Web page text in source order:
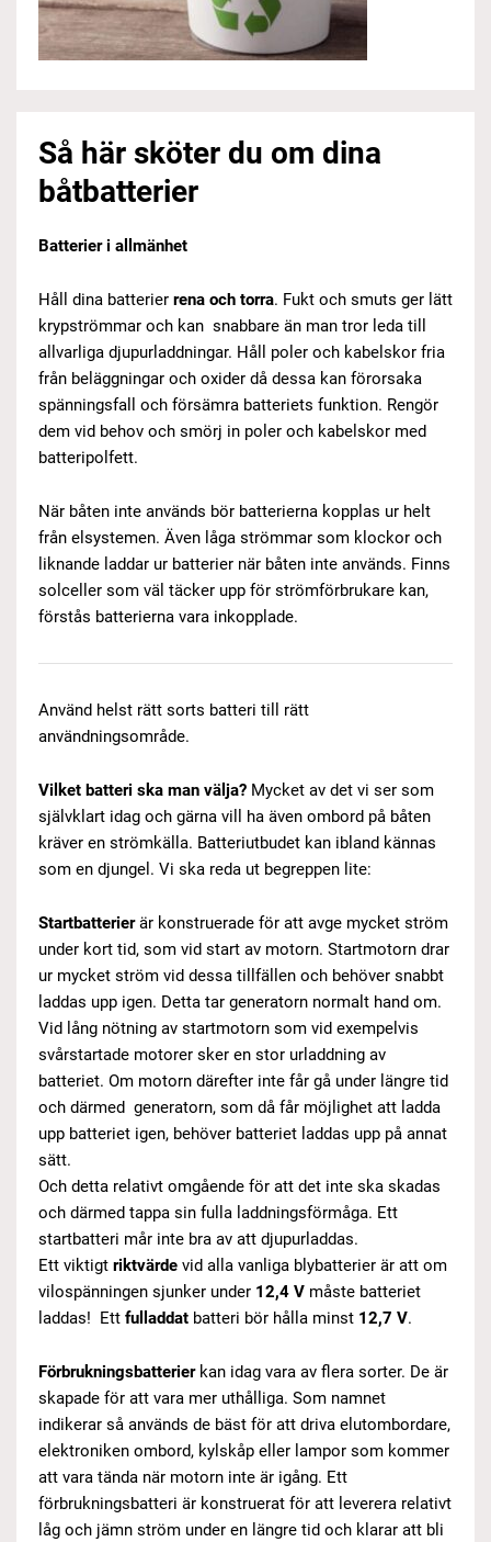
Så här sköter du om dina
båtbatterier
Batterier i allmänhet
Håll dina batterier rena och torra. Fukt och smuts ger lätt
krypströmmar och kan snabbare än man tror leda till
allvarliga djupurladdningar. Håll poler och kabelskor fria
från beläggningar och oxider då dessa kan förorsaka
spänningsfall och försämra batteriets funktion. Rengör
dem vid behov och smörj in poler och kabelskor med
batteripolfett.
När båten inte används bör batterierna kopplas ur helt
från elsystemen. Även låga strömmar som klockor och
liknande laddar ur batterier när båten inte används. Finns
solceller som väl täcker upp för strömförbrukare kan,
förstås batterierna vara inkopplade.
Använd helst rätt sorts batteri till rätt
användningsområde.
Vilket batteri ska man välja? Mycket av det vi ser som
självklart idag och gärna vill ha även ombord på båten
kräver en strömkälla. Batteriutbudet kan ibland kännas
som en djungel. Vi ska reda ut begreppen lite:
Startbatterierär konstruerade för att avge mycket ström
under kort tid, som vid start av motorn. Startmotorn drar
ur mycket ström vid dessa tillfällen och behöver snabbt
laddas upp igen. Detta tar generatorn normalt hand om.
Vid lång nötning av startmotorn som vid exempelvis
svårstartade motorer sker en stor urladdning av
batteriet. Om motorn därefter inte får gå under längre tid
och därmed generatorn, som då får möjlighet att ladda
upp batteriet igen, behöver batteriet laddas upp på annat
sätt.
Och detta relativt omgående för att det inte ska skadas
och därmed tappa sin fulla laddningsförmåga. Ett
startbatteri mår inte bra av att djupurladdas.
Ett viktigt riktvärde vid alla vanliga blybatterier är att om
vilospänningen sjunker under 12,4 V måste batteriet
laddas! Ett fulladdat batteri bör hålla minst 12,7 V.
Förbrukningsbatterierkan idag vara av flera sorter. De är
skapade för att vara mer uthålliga. Som namnet
indikerar så används de bäst för att driva elutombordare,
elektroniken ombord, kylskåp eller lampor som kommer
att vara tända när motorn inte är igång. Ett
förbrukningsbatteri är konstruerat för att leverera relativt
låg och jämn ström under en längre tid och klarar att bli